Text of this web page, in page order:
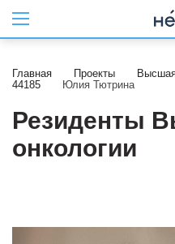
Главная Проекты
44185
Юлия Тютрина
Резиденты
онкологии